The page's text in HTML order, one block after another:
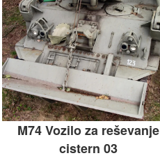
M74 Vozilo za reševanje
cistern 03